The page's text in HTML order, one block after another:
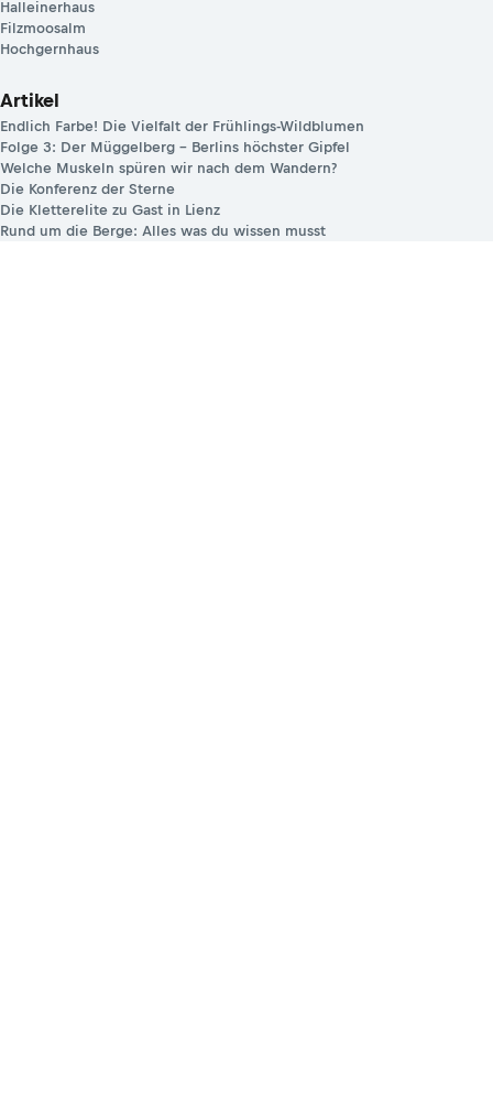
Halleinerhaus
Filzmoosalm
Hochgernhaus
Artikel
Endlich Farbe! Die Vielfalt der Frühlings-Wildblumen
Folge 3: Der Müggelberg – Berlins höchster Gipfel
Welche Muskeln spüren wir nach dem Wandern?
Die Konferenz der Sterne
Die Kletterelite zu Gast in Lienz
Rund um die Berge: Alles was du wissen musst